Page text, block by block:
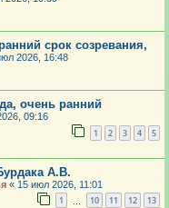
срок созревания,
2026, 16:48
очень ранний
09:16
1 2 3 4 5
А.В.
« 15 июл 2026, 11:01
1 10 11 12 13